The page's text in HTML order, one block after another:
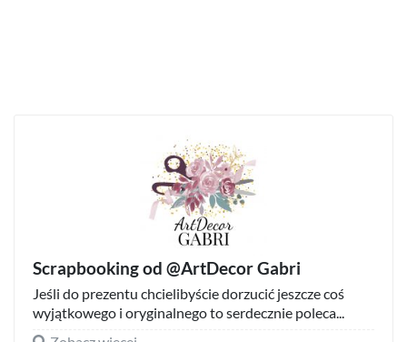
Scrapbooking od @ArtDecor Gabri
Jeśli do prezentu chcielibyście dorzucić jeszcze coś
wyjątkowego i oryginalnego to serdecznie poleca...